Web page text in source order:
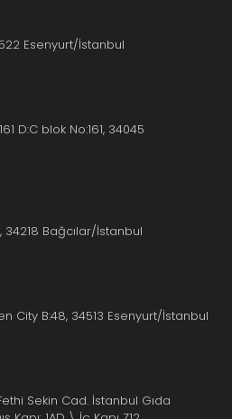
Esenyurt/İstanbul
D:C blok No:161, 34045
34218 Bağcılar/İstanbul
City B:48, 34513 Esenyurt/İstanbul
Sekin Cad. İstanbul Gıda